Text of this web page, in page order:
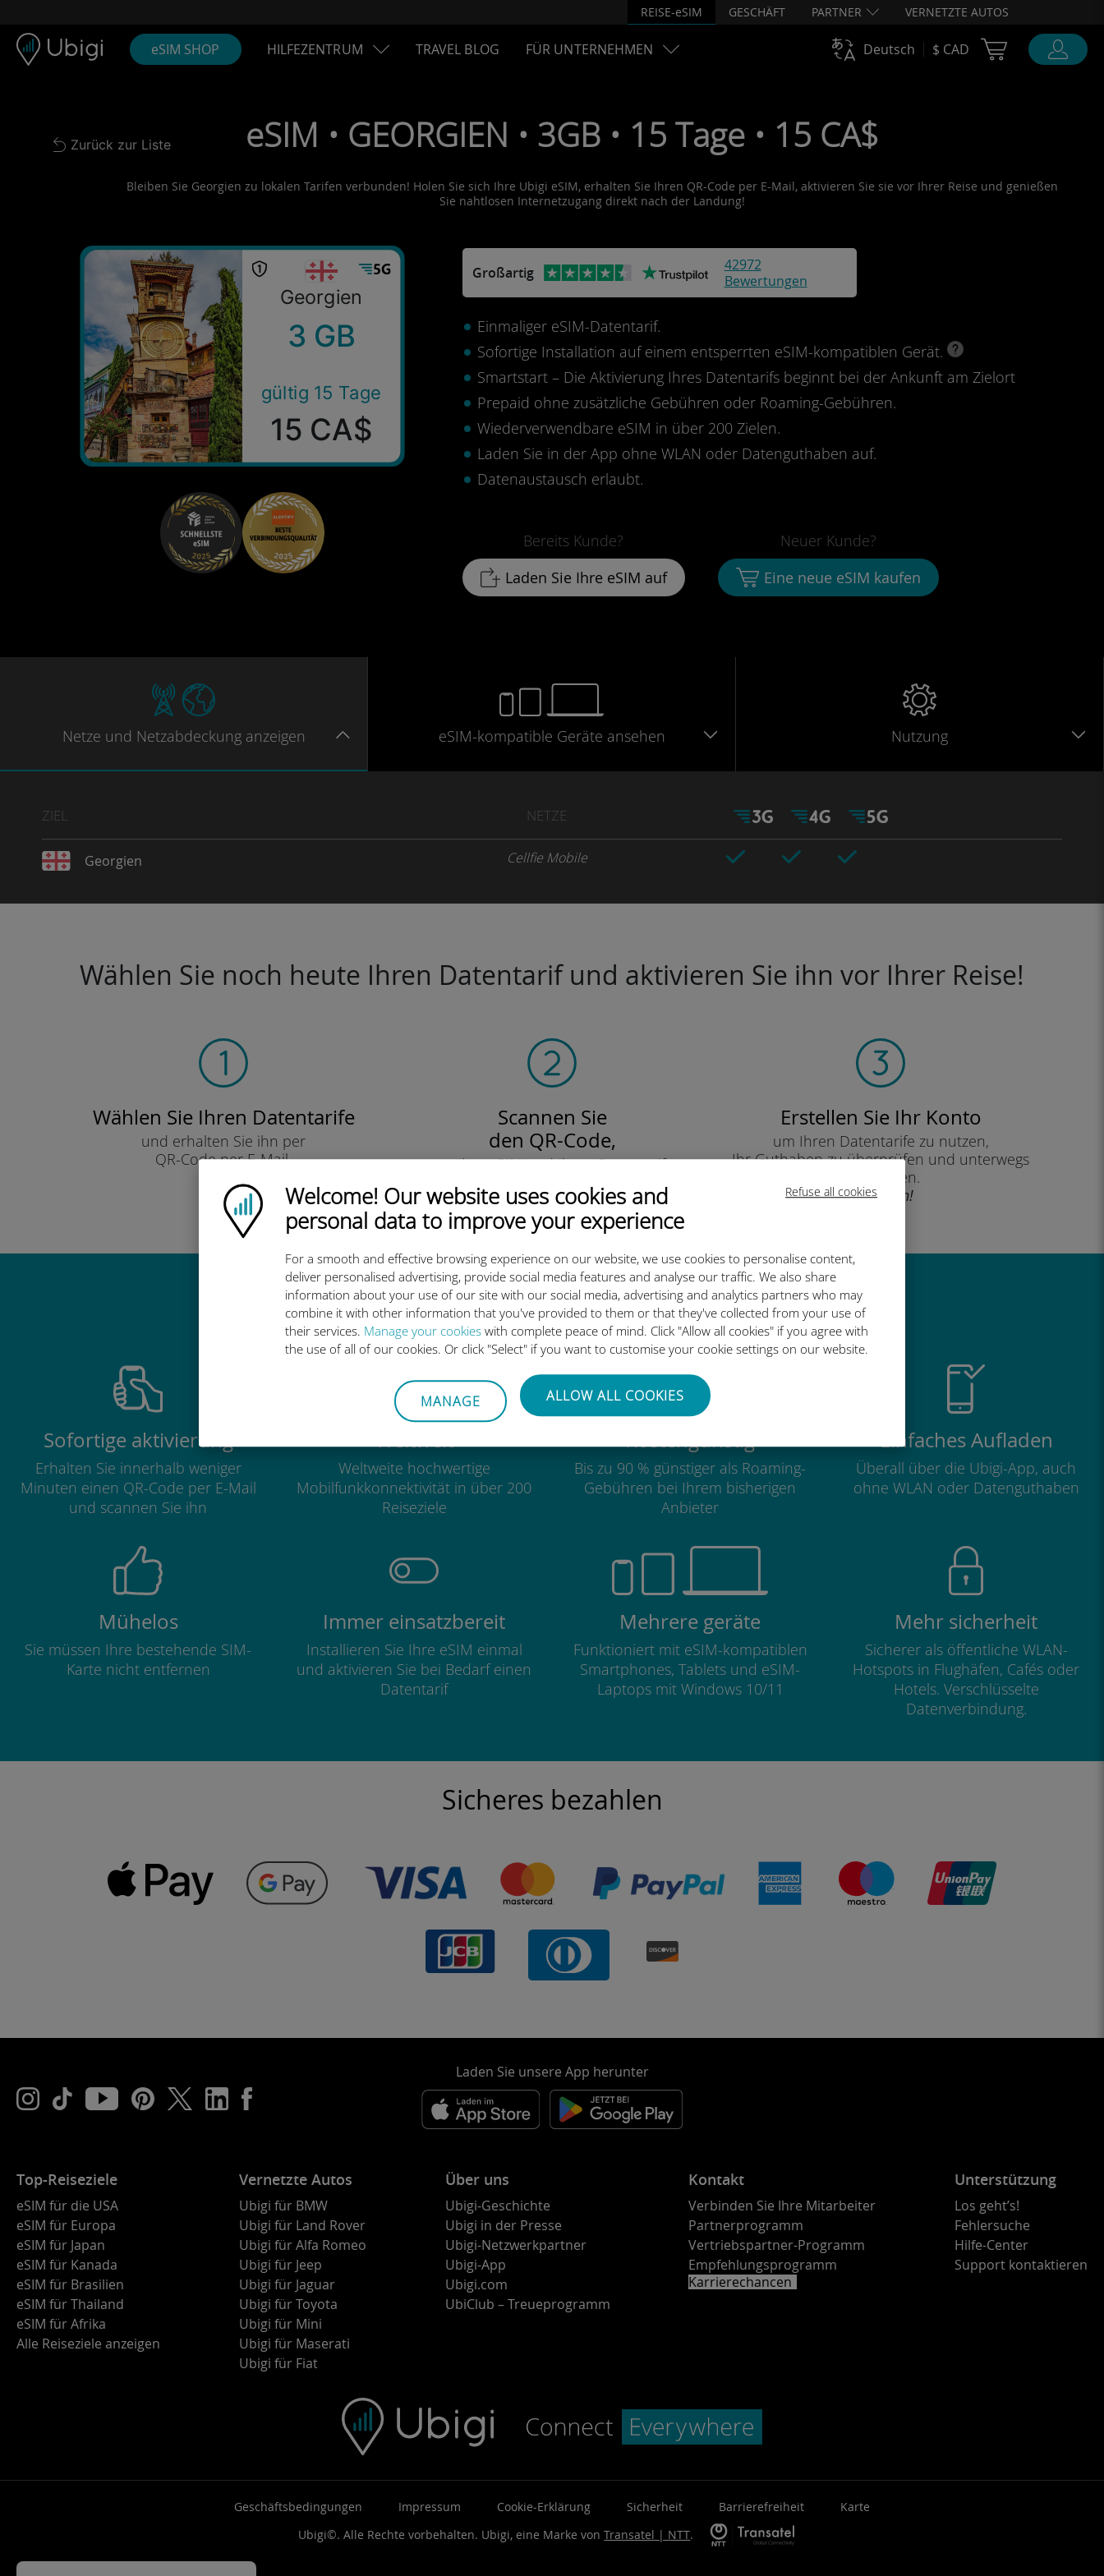
Refuse all cookies
Ubigi logo
Welcome! Our website uses cookies and
personal data to improve your experience
For a smooth and effective browsing experience on our website, we use cookies to personalise content,
deliver personalised advertising, provide social media features and analyse our traffic. We also share
information about your use of our site with our social media, advertising and analytics partners who may
combine it with other information that you've provided to them or that they've collected from your use of
their services. Manage your cookies with complete peace of mind. Click "Allow all cookies" if you agree with
the use of all of our cookies. Or click "Select" if you want to customise your cookie settings on our website.
MANAGE ALLOW ALL COOKIES
REISE-eSIM GESCHÄFT PARTNER VERNETZTE AUTOS
eSIM SHOP HILFEZENTRUM TRAVEL BLOG FÜR UNTERNEHMEN Deutsch $ CAD Cart Ubigi
Back to list
Zurück zur Liste eSIM • GEORGIEN • 3GB • 15 Tage • 15 CA$
Bleiben Sie Georgien zu lokalen Tarifen verbunden! Holen Sie sich Ihre Ubigi eSIM, erhalten Sie Ihren QR-Code per E-Mail, aktivieren Sie sie vor Ihrer Reise und genießen
Sie nahtlosen Internetzugang direkt nach der Landung!
Georgien
3 GB
gültig 15 Tage
15 CA$
Großartig
42972
Bewertungen
Einmaliger eSIM-Datentarif.
Sofortige Installation auf einem entsperrten eSIM-kompatiblen Gerät.
Smartstart – Die Aktivierung Ihres Datentarifs beginnt bei der Ankunft am Zielort
Prepaid ohne zusätzliche Gebühren oder Roaming-Gebühren.
Wiederverwendbare eSIM in über 200 Zielen.
Laden Sie in der App ohne WLAN oder Datenguthaben auf.
Datenaustausch erlaubt.
Bereits Kunde?
Laden Sie Ihre eSIM auf
Neuer Kunde?
Eine neue eSIM kaufen
Netze und Netzabdeckung anzeigen eSIM-kompatible Geräte ansehen Nutzung
ZIEL NETZE
Georgien Cellfie Mobile
Wählen Sie noch heute Ihren Datentarif und aktivieren Sie ihn vor Ihrer Reise!
Wählen Sie Ihren Datentarife
und erhalten Sie ihn per
QR-Code per E-Mail.
Scannen Sie
den QR-Code,
um Ihre eSIM und Ihren Datentarife
zu aktivieren.
Einfach!
Erstellen Sie Ihr Konto
um Ihren Datentarife zu nutzen,
Ihr Guthaben zu überprüfen und unterwegs
aufzuladen.
Genießen!
Warum ist die internationale Ubigi eSIM so großartig
Sofortige aktivierung
Erhalten Sie innerhalb weniger
Minuten einen QR-Code per E-Mail
und scannen Sie ihn
Weltweit
Weltweite hochwertige
Mobilfunkkonnektivität in über 200
Reiseziele
Kostengünstig
Bis zu 90 % günstiger als Roaming-
Gebühren bei Ihrem bisherigen
Anbieter
Einfaches Aufladen
Überall über die Ubigi-App, auch
ohne WLAN oder Datenguthaben
Mühelos
Sie müssen Ihre bestehende SIM-
Karte nicht entfernen
Immer einsatzbereit
Installieren Sie Ihre eSIM einmal
und aktivieren Sie bei Bedarf einen
Datentarif
Mehrere geräte
Funktioniert mit eSIM-kompatiblen
Smartphones, Tablets und eSIM-
Laptops mit Windows 10/11
Mehr sicherheit
Sicherer als öffentliche WLAN-
Hotspots in Flughäfen, Cafés oder
Hotels. Verschlüsselte
Datenverbindung.
Sicheres bezahlen
Laden Sie unsere App herunter
Top-Reiseziele
eSIM für die USA
eSIM für Europa
eSIM für Japan
eSIM für Kanada
eSIM für Brasilien
eSIM für Thailand
eSIM für Afrika
Alle Reiseziele anzeigen
Vernetzte Autos
Ubigi für BMW
Ubigi für Land Rover
Ubigi für Alfa Romeo
Ubigi für Jeep
Ubigi für Jaguar
Ubigi für Toyota
Ubigi für Mini
Ubigi für Maserati
Ubigi für Fiat
Über uns
Ubigi-Geschichte
Ubigi in der Presse
Ubigi-Netzwerkpartner
Ubigi-App
Ubigi.com
UbiClub – Treueprogramm
Kontakt
Verbinden Sie Ihre Mitarbeiter
Partnerprogramm
Vertriebspartner-Programm
Empfehlungsprogramm
Karrierechancen
Unterstützung
Los geht’s!
Fehlersuche
Hilfe-Center
Support kontaktieren
Geschäftsbedingungen Impressum Cookie-Erklärung Sicherheit Barrierefreiheit
Karte
Ubigi©. Alle Rechte vorbehalten. Ubigi, eine Marke vonTransatel | NTT.